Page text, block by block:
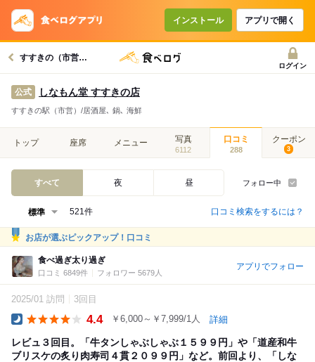
インストール アプリで開く
すすきの（市営）駅グルメへ
ログイン
公式 しなもん堂 すすきの店
すすきの駅（市営）/居酒屋､ 鍋､ 海鮮
トップ 座席 メニュー 写真
6112
口コミ
288
クーポン
3
すべて 夜 昼 フォロー中
521件 口コミ検索をするには？
お店が選ぶピックアップ！口コミ
食べ過ぎ太り過ぎ
口コミ 6849件 フォロワー 5679人
アプリでフォロー
2025/01 訪問 3回目
4.4 ￥6,000～￥7,999/1人 詳細
レビュ３回目。「牛タンしゃぶしゃぶ１５９９円」や「道産和牛
ブリスケの炙り肉寿司４貫２０９９円」など。前回より、「しな